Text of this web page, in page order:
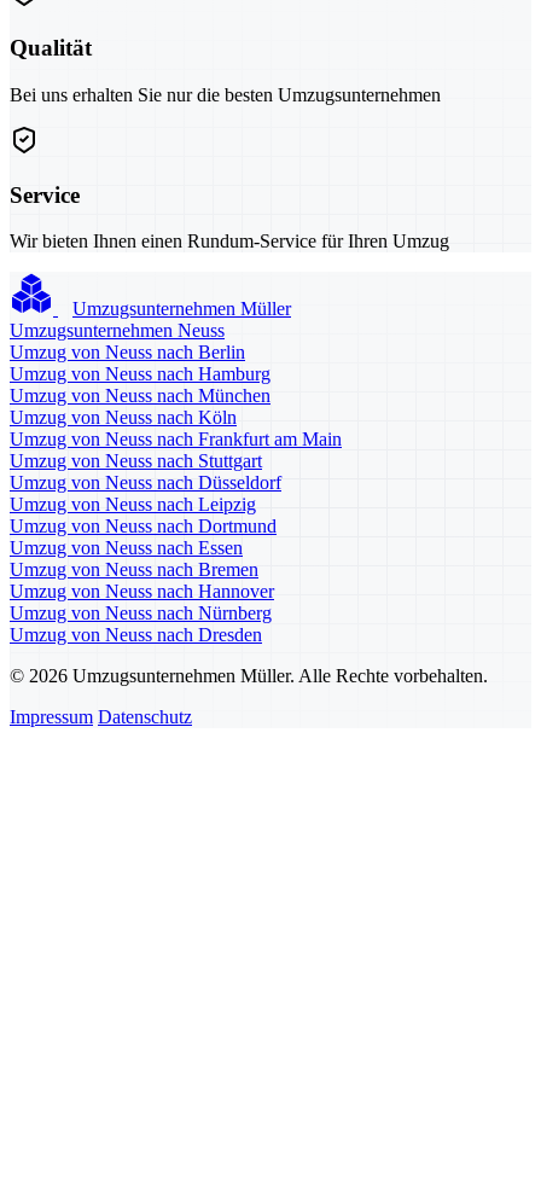
Qualität
Bei uns erhalten Sie nur die besten Umzugsunternehmen
Service
Wir bieten Ihnen einen Rundum-Service für Ihren Umzug
Umzugsunternehmen Müller
Umzugsunternehmen Neuss
Umzug von Neuss nach Berlin
Umzug von Neuss nach Hamburg
Umzug von Neuss nach München
Umzug von Neuss nach Köln
Umzug von Neuss nach Frankfurt am Main
Umzug von Neuss nach Stuttgart
Umzug von Neuss nach Düsseldorf
Umzug von Neuss nach Leipzig
Umzug von Neuss nach Dortmund
Umzug von Neuss nach Essen
Umzug von Neuss nach Bremen
Umzug von Neuss nach Hannover
Umzug von Neuss nach Nürnberg
Umzug von Neuss nach Dresden
© 2026 Umzugsunternehmen Müller. Alle Rechte vorbehalten.
Impressum Datenschutz